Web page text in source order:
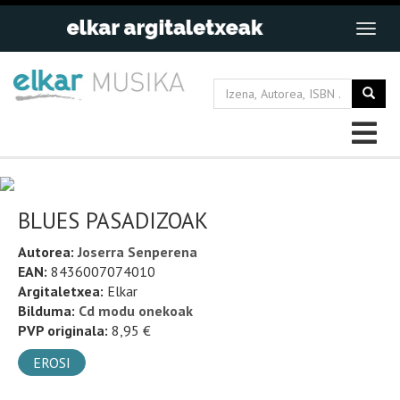
BLUES PASADIZOAK
Autorea:Joserra Senperena
EAN: 8436007074010
Argitaletxea: Elkar
Bilduma: Cd modu onekoak
PVP originala: 8,95 €
EROSI